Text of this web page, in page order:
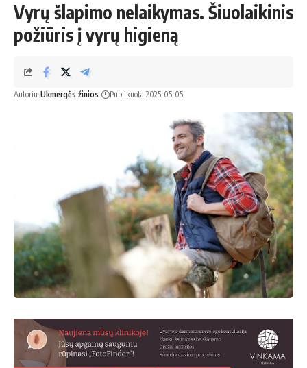
Vyrų šlapimo nelaikymas. Šiuolaikinis
požiūris į vyrų higieną
AutoriusUkmergės žinios Publikuota 2025-05-05